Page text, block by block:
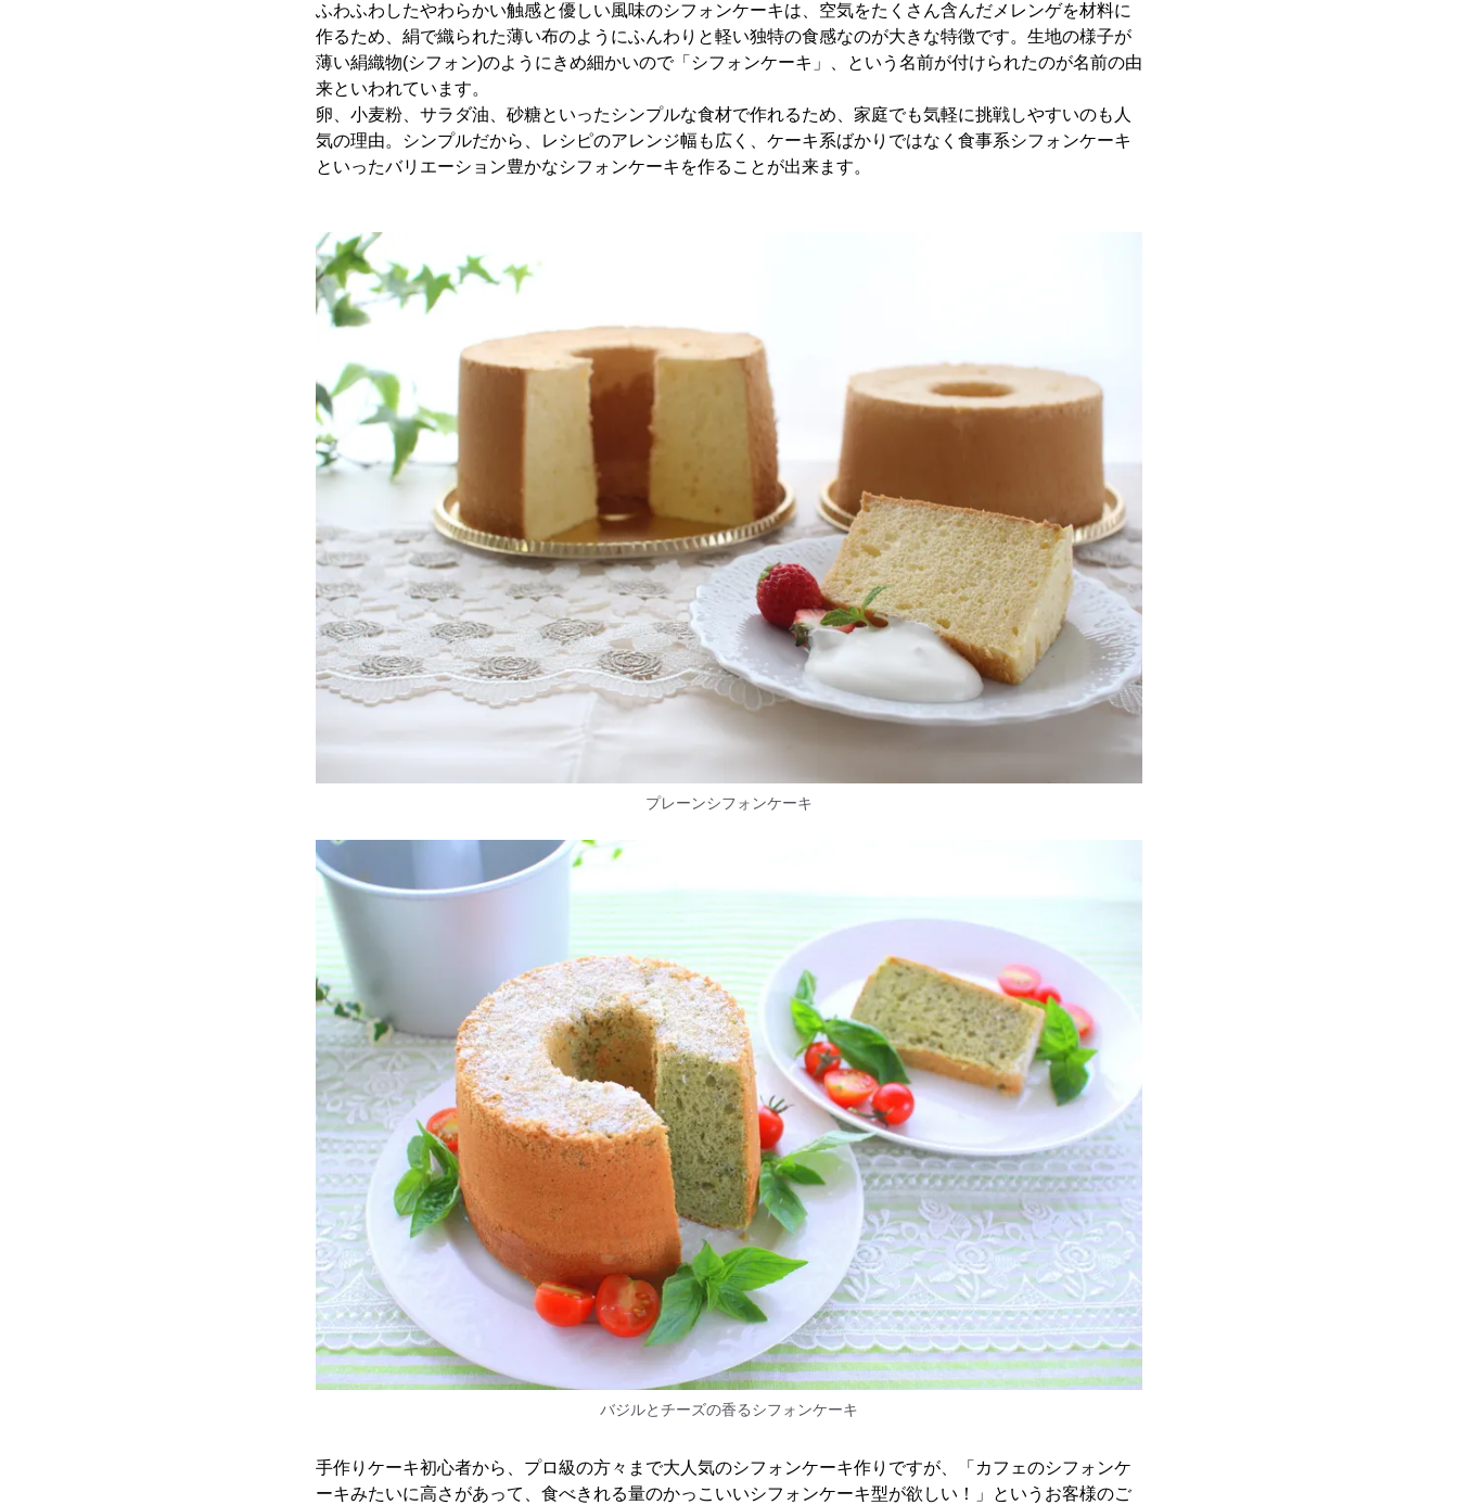
ふわふわしたやわらかい触感と優しい風味のシフォンケーキは、空気をたくさん含んだメレンゲを材料に
作るため、絹で織られた薄い布のようにふんわりと軽い独特の食感なのが大きな特徴です。生地の様子が
薄い絹織物(シフォン)のようにきめ細かいので「シフォンケーキ」、という名前が付けられたのが名前の由
来といわれています。
卵、小麦粉、サラダ油、砂糖といったシンプルな食材で作れるため、家庭でも気軽に挑戦しやすいのも人
気の理由。シンプルだから、レシピのアレンジ幅も広く、ケーキ系ばかりではなく食事系シフォンケーキ
といったバリエーション豊かなシフォンケーキを作ることが出来ます。
プレーンシフォンケーキ
バジルとチーズの香るシフォンケーキ
手作りケーキ初心者から、プロ級の方々まで大人気のシフォンケーキ作りですが、「カフェのシフォンケ
ーキみたいに高さがあって、食べきれる量のかっこいいシフォンケーキ型が欲しい！」というお客様のご